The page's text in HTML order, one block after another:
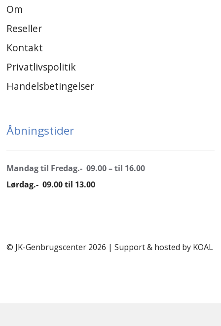
Om
Reseller
Kontakt
Privatlivspolitik
Handelsbetingelser
Åbningstider
Mandag til Fredag.- 09.00 – til 16.00
Lørdag.- 09.00 til 13.00
© JK-Genbrugscenter 2026 | Support & hosted by KOAL